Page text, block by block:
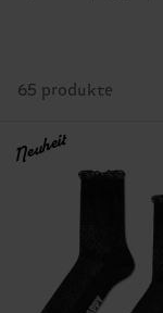
65 produkte
Neuheit